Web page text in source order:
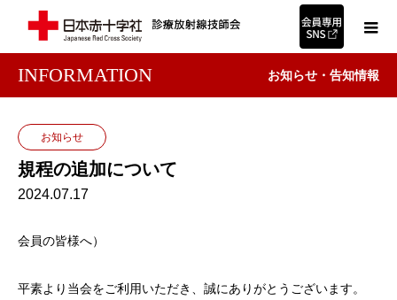
INFORMATION お知らせ・告知情報
お知らせ
規程の追加について
2024.07.17
会員の皆様へ）
平素より当会をご利用いただき、誠にありがとうございます。